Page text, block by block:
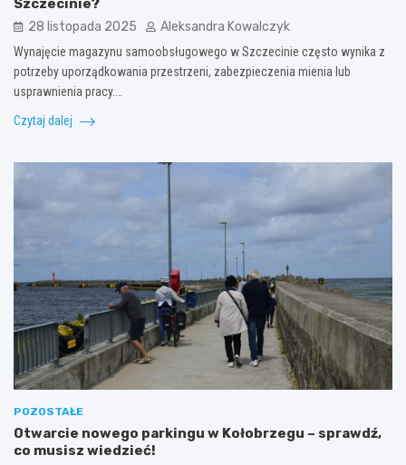
Szczecinie?
28 listopada 2025 Aleksandra Kowalczyk
Wynajęcie magazynu samoobsługowego w Szczecinie często wynika z
potrzeby uporządkowania przestrzeni, zabezpieczenia mienia lub
usprawnienia pracy.…
Czytaj dalej
POZOSTAŁE
Otwarcie nowego parkingu w Kołobrzegu – sprawdź,
co musisz wiedzieć!